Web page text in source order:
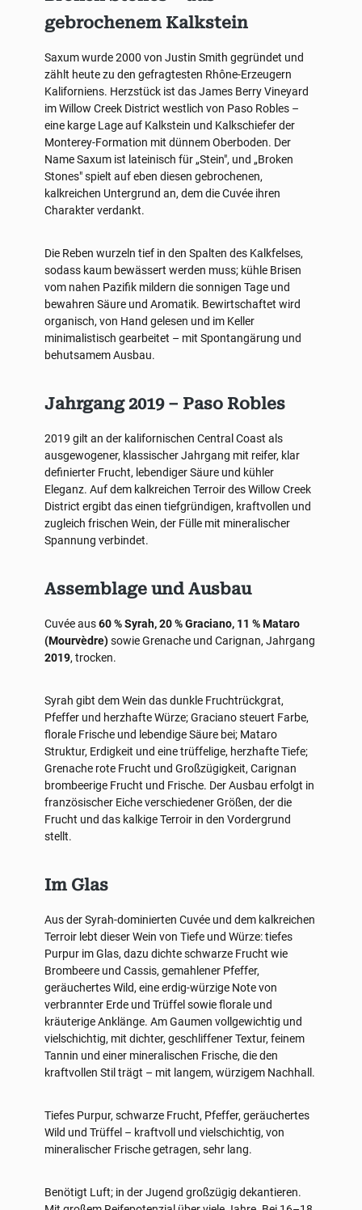
gebrochenem Kalkstein
Saxum wurde 2000 von Justin Smith gegründet und
zählt heute zu den gefragtesten Rhône-Erzeugern
Kaliforniens. Herzstück ist das James Berry Vineyard
im Willow Creek District westlich von Paso Robles –
eine karge Lage auf Kalkstein und Kalkschiefer der
Monterey-Formation mit dünnem Oberboden. Der
Name Saxum ist lateinisch für „Stein", und „Broken
Stones" spielt auf eben diesen gebrochenen,
kalkreichen Untergrund an, dem die Cuvée ihren
Charakter verdankt.
Die Reben wurzeln tief in den Spalten des Kalkfelses,
sodass kaum bewässert werden muss; kühle Brisen
vom nahen Pazifik mildern die sonnigen Tage und
bewahren Säure und Aromatik. Bewirtschaftet wird
organisch, von Hand gelesen und im Keller
minimalistisch gearbeitet – mit Spontangärung und
behutsamem Ausbau.
Jahrgang 2019 – Paso Robles
2019 gilt an der kalifornischen Central Coast als
ausgewogener, klassischer Jahrgang mit reifer, klar
definierter Frucht, lebendiger Säure und kühler
Eleganz. Auf dem kalkreichen Terroir des Willow Creek
District ergibt das einen tiefgründigen, kraftvollen und
zugleich frischen Wein, der Fülle mit mineralischer
Spannung verbindet.
Assemblage und Ausbau
Cuvée aus60 % Syrah, 20 % Graciano, 11 % Mataro
(Mourvèdre)sowie Grenache und Carignan, Jahrgang
2019, trocken.
Syrah gibt dem Wein das dunkle Fruchtrückgrat,
Pfeffer und herzhafte Würze; Graciano steuert Farbe,
florale Frische und lebendige Säure bei; Mataro
Struktur, Erdigkeit und eine trüffelige, herzhafte Tiefe;
Grenache rote Frucht und Großzügigkeit, Carignan
brombeerige Frucht und Frische. Der Ausbau erfolgt in
französischer Eiche verschiedener Größen, der die
Frucht und das kalkige Terroir in den Vordergrund
stellt.
Im Glas
Aus der Syrah-dominierten Cuvée und dem kalkreichen
Terroir lebt dieser Wein von Tiefe und Würze: tiefes
Purpur im Glas, dazu dichte schwarze Frucht wie
Brombeere und Cassis, gemahlener Pfeffer,
geräuchertes Wild, eine erdig-würzige Note von
verbrannter Erde und Trüffel sowie florale und
kräuterige Anklänge. Am Gaumen vollgewichtig und
vielschichtig, mit dichter, geschliffener Textur, feinem
Tannin und einer mineralischen Frische, die den
kraftvollen Stil trägt – mit langem, würzigem Nachhall.
Tiefes Purpur, schwarze Frucht, Pfeffer, geräuchertes
Wild und Trüffel – kraftvoll und vielschichtig, von
mineralischer Frische getragen, sehr lang.
Benötigt Luft; in der Jugend großzügig dekantieren.